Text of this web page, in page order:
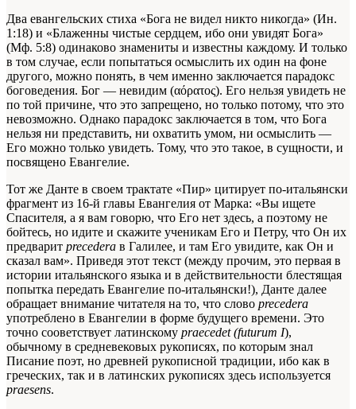
Два евангельских стиха «Бога не видел никто никогда» (Ин.
1:18) и «Блаженны чистые сердцем, ибо они увидят Бога»
(Мф. 5:8) одинаково знамениты и известны каждому. И только
в том случае, если попытаться осмыслить их один на фоне
другого, можно понять, в чем именно заключается парадокс
боговедения. Бог — невидим (αόρατος). Его нельзя увидеть не
по той причине, что это запрещено, но только потому, что это
невозможно. Однако парадокс заключается в том, что Бога
нельзя ни представить, ни охватить умом, ни осмыслить —
Его можно только увидеть. Тому, что это такое, в сущности, и
посвящено Евангелие.
Тот же Данте в своем трактате «Пир» цитирует по-итальянски
фрагмент из 16-й главы Евангелия от Марка: «Вы ищете
Спасителя, а я вам говорю, что Его нет здесь, а поэтому не
бойтесь, но идите и скажите ученикам Его и Петру, что Он их
предварит precedera в Галилее, и там Его увидите, как Он и
сказал вам». Приведя этот текст (между прочим, это первая в
истории итальянского языка и в действительности блестящая
попытка передать Евангелие по-итальянски!), Данте далее
обращает внимание читателя на то, что слово precedera
употреблено в Евангелии в форме будущего времени. Это
точно сооветствует латинскому praecedet (futurum I),
обычному в средневековых рукописях, по которым знал
Писание поэт, но древней рукописной традиции, ибо как в
греческих, так и в латинских рукописях здесь используется
praesens.